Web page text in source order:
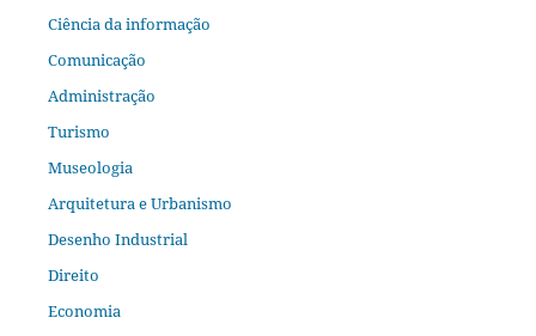
Ciência da informação
Comunicação
Administração
Turismo
Museologia
Arquitetura e Urbanismo
Desenho Industrial
Direito
Economia